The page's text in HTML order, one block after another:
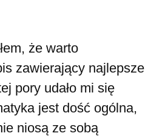
że warto
zawierający najlepsze
pory udało mi się
jest dość ogólna,
niosą ze sobą